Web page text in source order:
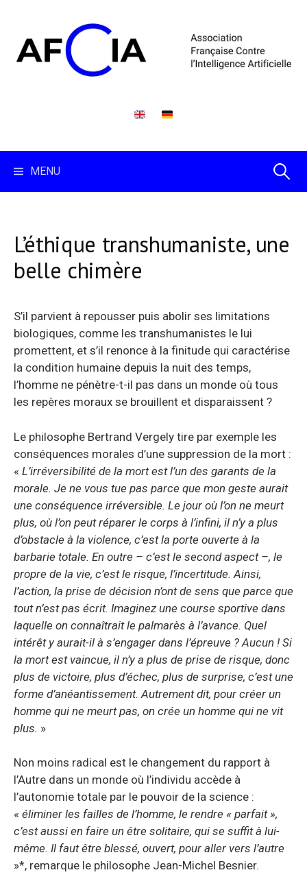
content
MENU
L’éthique transhumaniste, une
belle chimère
S’il parvient à repousser puis abolir ses limitations
biologiques, comme les transhumanistes le lui
promettent, et s’il renonce à la finitude qui caractérise
la condition humaine depuis la nuit des temps,
l’homme ne pénètre-t-il pas dans un monde où tous
les repères moraux se brouillent et disparaissent ?
Le philosophe Bertrand Vergely tire par exemple les
conséquences morales d’une suppression de la mort :
« L’irréversibilité de la mort est l’un des garants de la
morale. Je ne vous tue pas parce que mon geste aurait
une conséquence irréversible. Le jour où l’on ne meurt
plus, où l’on peut réparer le corps à l’infini, il n’y a plus
d’obstacle à la violence, c’est la porte ouverte à la
barbarie totale. En outre – c’est le second aspect –, le
propre de la vie, c’est le risque, l’incertitude. Ainsi,
l’action, la prise de décision n’ont de sens que parce que
tout n’est pas écrit. Imaginez une course sportive dans
laquelle on connaîtrait le palmarès à l’avance. Quel
intérêt y aurait-il à s’engager dans l’épreuve ? Aucun ! Si
la mort est vaincue, il n’y a plus de prise de risque, donc
plus de victoire, plus d’échec, plus de surprise, c’est une
forme d’anéantissement. Autrement dit, pour créer un
homme qui ne meurt pas, on crée un homme qui ne vit
plus. »
Non moins radical est le changement du rapport à
l’Autre dans un monde où l’individu accède à
l’autonomie totale par le pouvoir de la science :
« éliminer les failles de l’homme, le rendre « parfait »,
c’est aussi en faire un être solitaire, qui se suffit à lui-
même. Il faut être blessé, ouvert, pour aller vers l’autre
»*, remarque le philosophe Jean-Michel Besnier.